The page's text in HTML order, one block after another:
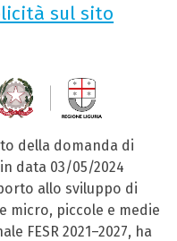
sul sito
della domanda di
data 03/05/2024
allo sviluppo di
micro, piccole e medie
FESR 2021–2027, ha